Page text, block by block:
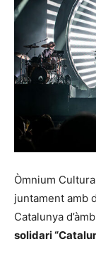
Òmnium
juntament amb
Catalunya
solidari